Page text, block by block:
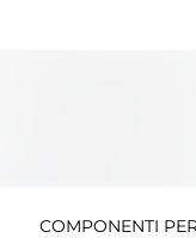
COMPONENTI